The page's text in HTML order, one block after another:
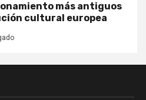
más antiguos
cultural europea